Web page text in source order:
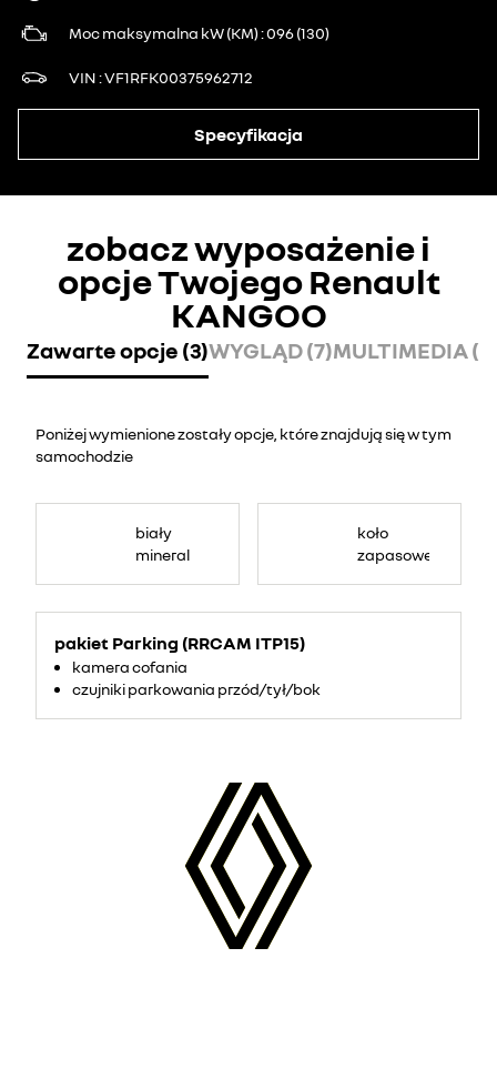
Moc maksymalna kW (KM) 096 (130)
VIN VF1RFK00375962712
Specyfikacja
zobacz wyposażenie i
opcje Twojego Renault
KANGOO
Zawarte opcje (3)WYGLĄD (7)MULTIMEDIA
Poniżej wymienione zostały opcje, które znajdują się w tym
samochodzie
biały
mineral
pakiet Parking (RRCAM ITP15)
kamera cofania
czujniki parkowania przód/tył/bok
koło
zapasowe